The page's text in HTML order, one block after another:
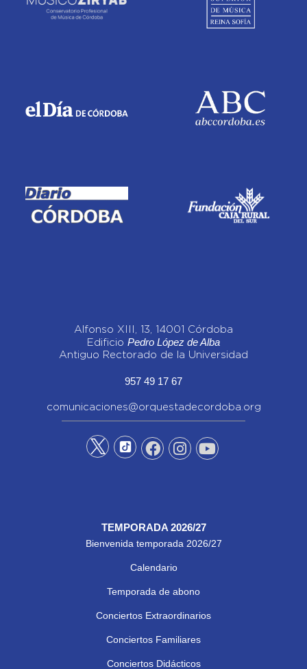
Alfonso XIII, 13, 14001 Córdoba
Edificio Pedro López de Alba
Antiguo Rectorado de la Universidad
957 49 17 67
comunicaciones@orquestadecordoba.org
TEMPORADA 2026/27
Bienvenida temporada 2026/27
Calendario
Temporada de abono
Conciertos Extraordinarios
Conciertos Familiares
Conciertos Didácticos